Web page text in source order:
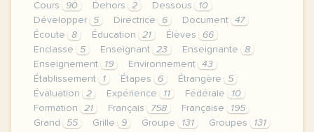
Cours
90 Dehors 2 Dessous
10
Développer
5 Directrice 6 Document
47
Écoute
8 Éducation 21 Élèves
66
Enclasse
5 Enseignant 23 Enseignante
8
Enseignement
19 Environnement
43
Établissement
1 Étapes 6 Étrangère
5
Évaluation
2 Expérience 11 Fédérale
10
Formation
21 Français 758 Française
195
Grand
55 Grille 9 Groupe 131 Groupes
131